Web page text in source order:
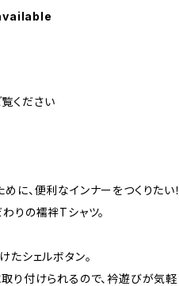
ください
に、便利なインナーをつくりたい！
りの襦袢Tシャツ。
たシェルボタン。
り付けられるので、衿遊びが気軽